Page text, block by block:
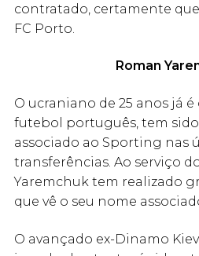
contratado, certamente
FC Porto.
Roman
O ucraniano de 25 anos já
futebol português, tem sido
associado ao Sporting nas
transferências. Ao serviço
Yaremchuk tem realizado
que vê o seu nome
O avançado ex-Dinamo